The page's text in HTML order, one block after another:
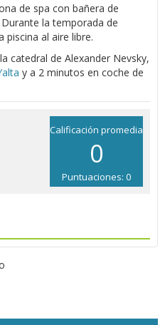
de spa con bañera de
la temporada de
piscina al aire libre.
catedral de Alexander Nevsky,
y a 2 minutos en coche de
Calificación promedia
0
Puntuaciones: 0